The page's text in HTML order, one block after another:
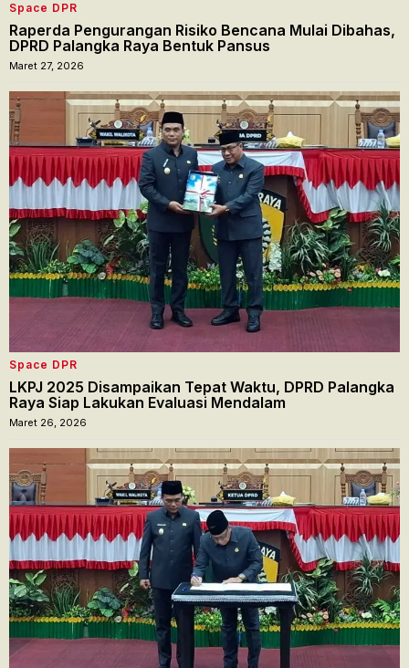
Space DPR
Raperda Pengurangan Risiko Bencana Mulai Dibahas,
DPRD Palangka Raya Bentuk Pansus
Maret 27, 2026
Space DPR
LKPJ 2025 Disampaikan Tepat Waktu, DPRD Palangka
Raya Siap Lakukan Evaluasi Mendalam
Maret 26, 2026